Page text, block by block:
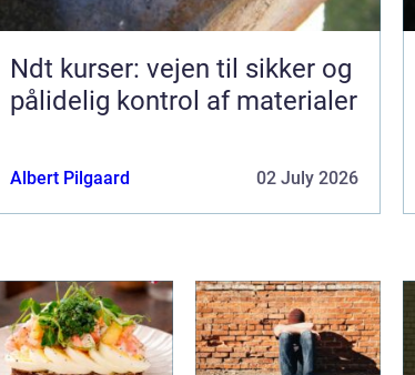
Ndt kurser: vejen til sikker og
pålidelig kontrol af materialer
Albert Pilgaard 02 July 2026